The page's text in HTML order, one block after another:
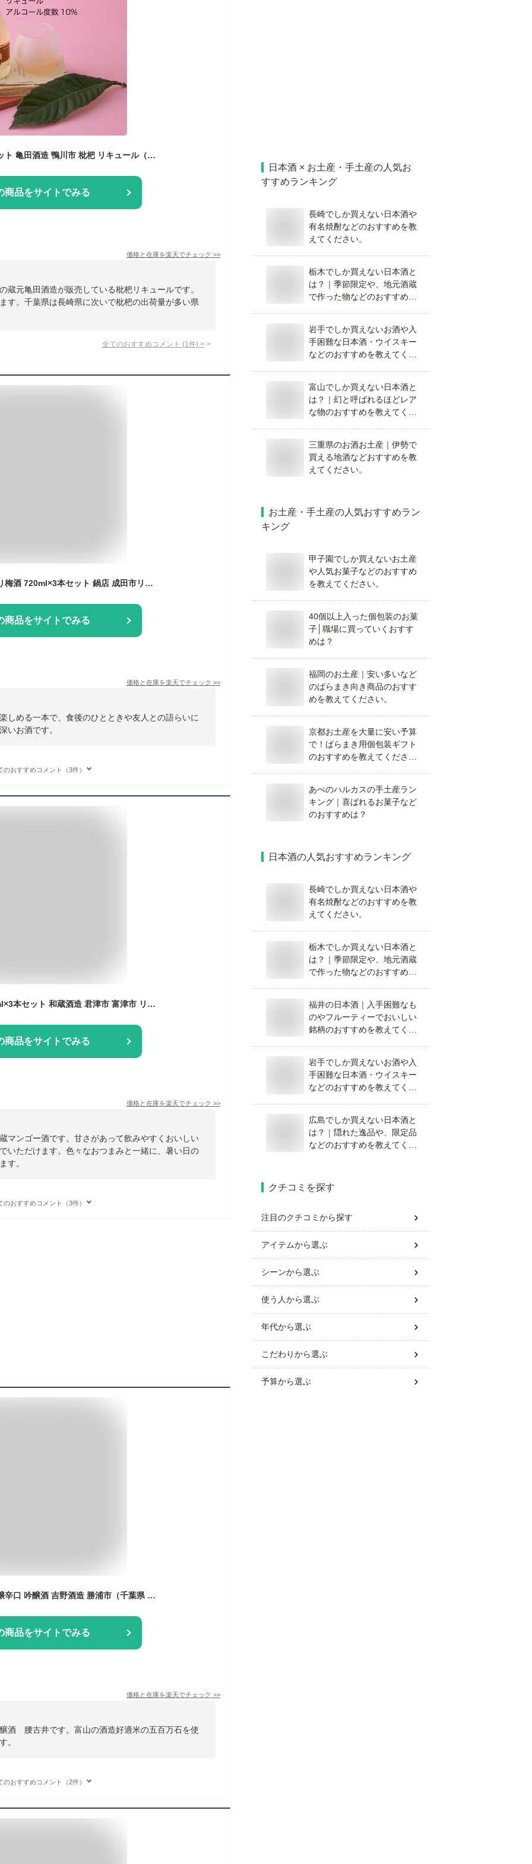
びわ酒 300ml×5本セット 亀田酒造 鴨川市 枇杷 リキュール（千葉県 お歳暮 御歳暮 お酒 グルメ プレゼント お土産 贈答用 誕生日 送料無料）
商品をサイトでみる
価格と在庫を楽天でチェック >>
蔵元亀田酒造が販売している枇杷リキュールです。
す。千葉県は長崎県に次いで枇杷の出荷量が多い県
全てのおすすめコメント (1 件) >
【梅酒】仁勇 こだわり梅酒 720ml×3本セット 鍋店 成田市リキュール（千葉県 お酒 お中元 御中元 夏ギフト グルメ プレゼント お土産 贈答用 誕生日 送料無料）
商品をサイトでみる
価格と在庫を楽天でチェック >>
しめる一本で、食後のひとときや友人との語らいに
いお酒です。
のおすすめコメント（3件）
和蔵マンゴー酒 720ml×3本セット 和蔵酒造 君津市 富津市 リキュール（千葉県 お歳暮 御歳暮 お酒 グルメ プレゼント お土産 贈答用 誕生日 送料無料）
商品をサイトでみる
価格と在庫を楽天でチェック >>
マンゴー酒です。甘さがあって飲みやすくおいしい
いただけます。色々なおつまみと一緒に、暑い日の
す。
のおすすめコメント（3件）
【日本酒】腰古井 吟醸辛口 吟醸酒 吉野酒造 勝浦市（千葉県 お酒 お中元 御中元 夏ギフト グルメ プレゼント お土産 贈答用 誕生日 送料無料）
商品をサイトでみる
価格と在庫を楽天でチェック >>
酒 腰古井です。富山の酒造好適米の五百万石を使
。
のおすすめコメント（2件）
日本酒 × お土産・手土産の人気お
すすめランキング
長崎でしか買えない日本酒や
有名焼酎などのおすすめを教
えてください。
栃木でしか買えない日本酒と
は？｜季節限定や、地元酒蔵
で作った物などのおすすめを
岩手でしか買えないお酒や入
手困難な日本酒・ウイスキー
などのおすすめを教えてくだ
富山でしか買えない日本酒と
は？｜幻と呼ばれるほどレア
な物のおすすめを教えてくだ
三重県のお酒お土産｜伊勢で
買える地酒などおすすめを教
えてください。
お土産・手土産の人気おすすめラン
キング
甲子園でしか買えないお土産
や人気お菓子などのおすすめ
を教えてください。
40個以上入った個包装のお菓
子│職場に買っていくおすす
めは？
福岡のお土産｜安い多いなど
のばらまき向き商品のおすす
めを教えてください。
京都お土産を大量に安い予算
で！ばらまき用個包装ギフト
のおすすめを教えてくださ
あべのハルカスの手土産ラン
キング｜喜ばれるお菓子など
のおすすめは？
日本酒の人気おすすめランキング
長崎でしか買えない日本酒や
有名焼酎などのおすすめを教
えてください。
栃木でしか買えない日本酒と
は？｜季節限定や、地元酒蔵
で作った物などのおすすめを
福井の日本酒｜入手困難なも
のやフルーティーでおいしい
銘柄のおすすめを教えてくだ
岩手でしか買えないお酒や入
手困難な日本酒・ウイスキー
などのおすすめを教えてくだ
広島でしか買えない日本酒と
は？｜隠れた逸品や、限定品
などのおすすめを教えてくだ
クチコミを探す
注目のクチコミから探す
アイテムから選ぶ
シーンから選ぶ
使う人から選ぶ
年代から選ぶ
こだわりから選ぶ
予算から選ぶ